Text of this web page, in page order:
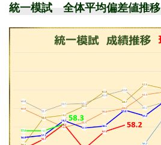
統一模試 全体平均偏差値推移